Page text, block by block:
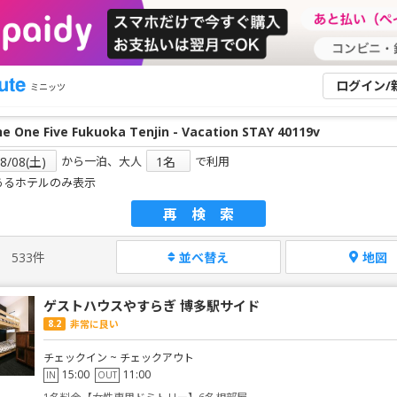
ミニッツ ログイン/
から一泊、大人
で利用
るホテルのみ表示
再検索
533件 並べ替え 地図
ゲストハウスやすらぎ 博多駅サイド
8.2 非常に良い
チェックイン ~ チェックアウト
IN 15:00 OUT 11:00